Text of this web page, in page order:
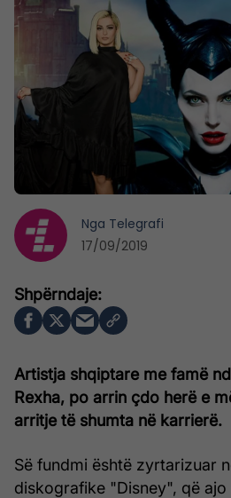
Artistja shqiptare me famë
Rexha, po arrin çdo herë e
arritje të shumta në karrierë.
Së fundmi është zyrtarizuar
diskografike "Disney", që
Nga Telegrafi
17/09/2019